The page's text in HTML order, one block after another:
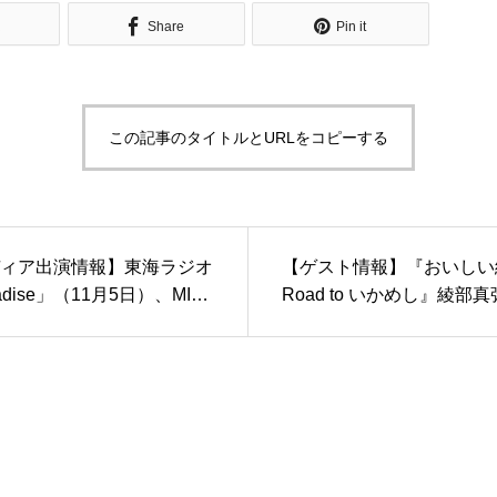
Share Pin it
この記事のタイトルとURLをコピーする
ィア出演情報】東海ラジオ
」（11月5日）、MID
【ゲスト情報】『おいし
Road to いかめし』綾部真